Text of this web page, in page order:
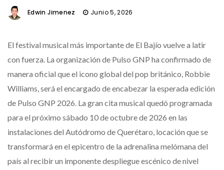
Edwin Jimenez Junio 5, 2026
El festival musical más importante de El Bajío vuelve a latir
con fuerza. La organización de Pulso GNP ha confirmado de
manera oficial que el icono global del pop británico, Robbie
Williams, será el encargado de encabezar la esperada edición
de Pulso GNP 2026. La gran cita musical quedó programada
para el próximo sábado 10 de octubre de 2026 en las
instalaciones del Autódromo de Querétaro, locación que se
transformará en el epicentro de la adrenalina melómana del
país al recibir un imponente despliegue escénico de nivel